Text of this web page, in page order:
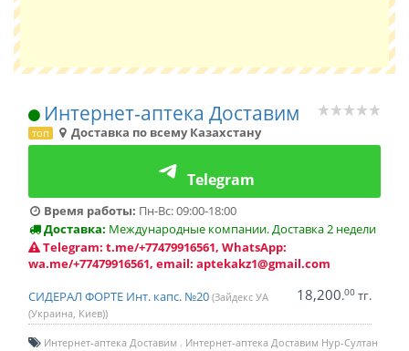
Интернет-аптека Доставим
топ Доставка по всему Казахстану
Telegram
Время работы: Пн-Вс: 09:00-18:00
Доставка: Международные компании. Доставка 2 недели
Telegram: t.me/+77479916561, WhatsApp:
wa.me/+77479916561, email: aptekakz1@gmail.com
СИДЕРАЛ ФОРТЕ Инт. капс. №20 (Зайдекс УА
(Украина, Киев))
18,200.00 тг.
Интернет-аптека Доставим
Интернет-аптека Доставим Нур-Султан